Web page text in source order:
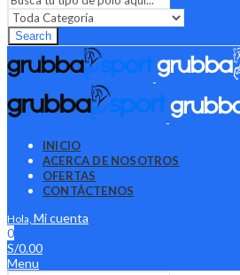
Search
INICIO
ACERCA DE NOSOTROS
OFERTAS
CONTÁCTENOS
Hola, Mi cuenta
0
S/0.00
Menu